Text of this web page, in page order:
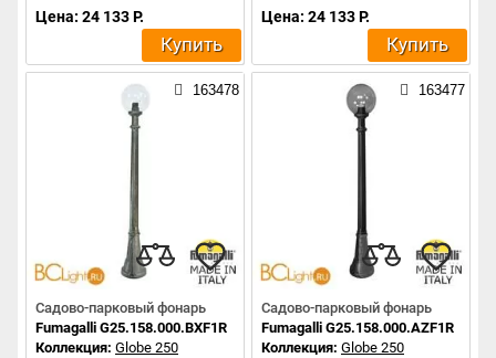
Цена: 24 133 Р.
Купить
Цена: 24 133 Р.
Купить
163478
Садово-парковый фонарь
Fumagalli G25.158.000.BXF1R
Коллекция: Globe 250
163477
Садово-парковый фонарь
Fumagalli G25.158.000.AZF1R
Коллекция: Globe 250